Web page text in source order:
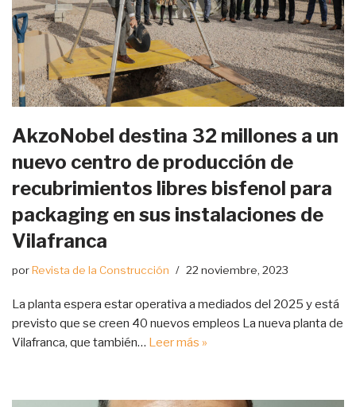
AkzoNobel destina 32 millones a un
nuevo centro de producción de
recubrimientos libres bisfenol para
packaging en sus instalaciones de
Vilafranca
porRevista de la Construcción 22 noviembre, 2023
La planta espera estar operativa a mediados del 2025 y está
previsto que se creen 40 nuevos empleos La nueva planta de
Vilafranca, que también… Leer más »